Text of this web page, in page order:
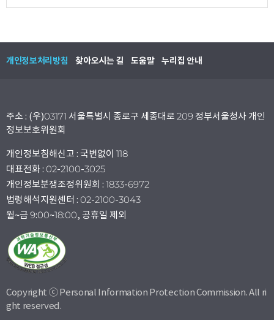
개인정보처리방침 찾아오시는 길 도움말 누리집 안내
주소 : (우)03171 서울특별시 종로구 세종대로 209 정부서울청사 개인
정보보호위원회
개인정보침해신고 : 국번없이 118
대표전화 : 02-2100-3025
개인정보분쟁조정위원회 : 1833-6972
법령해석지원센터 : 02-2100-3043
월~금 9:00~18:00, 공휴일 제외
Copyright ⓒ Personal Information Protection Commission. All ri
ght reserved.